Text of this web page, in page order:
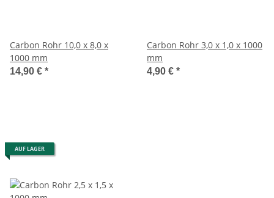
Carbon Rohr 10,0 x 8,0 x
1000 mm
14,90 € *
Carbon Rohr 3,0 x 1,0 x 1000
mm
4,90 € *
AUF LAGER